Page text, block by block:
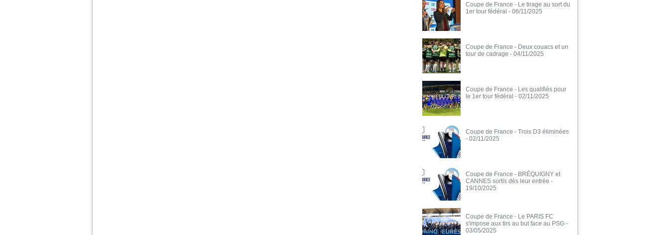
Coupe de France - Le tirage au sort du
1er tour fédéral - 06/11/2025
Coupe de France - Deux couacs et un
tour de cadrage - 04/11/2025
Coupe de France - Les qualifiés pour
le 1er tour fédéral - 02/11/2025
Coupe de France - Trois D3 éliminées
- 02/11/2025
Coupe de France - BRÉQUIGNY et
CANNES sortis dès leur entrée -
19/10/2025
Coupe de France - Le PARIS FC
s'impose aux tirs au but face au PSG -
03/05/2025